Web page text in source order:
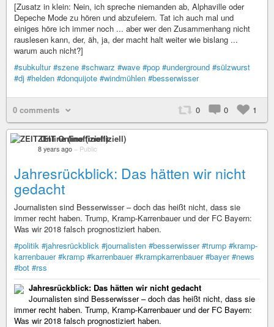
[Zusatz in klein: Nein, ich spreche niemanden ab, Alphaville oder
Depeche Mode zu hören und abzufeiern. Tat ich auch mal und
einiges höre ich immer noch ... aber wer den Zusammenhang nicht
rauslesen kann, der, äh, ja, der macht halt weiter wie bislang ...
warum auch nicht?]
#subkultur #szene #schwarz #wave #pop #underground #sülzwurst
#dj #helden #donquijote #windmühlen #besserwisser
0 comments 0 0 1
ZEIT Online (inoffiziell)
8 years ago – Public
Jahresrückblick: Das hätten wir nicht
gedacht
Journalisten sind Besserwisser – doch das heißt nicht, dass sie
immer recht haben. Trump, Kramp-Karrenbauer und der FC Bayern:
Was wir 2018 falsch prognostiziert haben.
#politik #jahresrückblick #journalisten #besserwisser #trump #kramp-
karrenbauer #kramp #karrenbauer #krampkarrenbauer #bayer #news
#bot #rss
Jahresrückblick: Das hätten wir nicht gedacht
Journalisten sind Besserwisser – doch das heißt nicht, dass sie
immer recht haben. Trump, Kramp-Karrenbauer und der FC Bayern:
Was wir 2018 falsch prognostiziert haben.